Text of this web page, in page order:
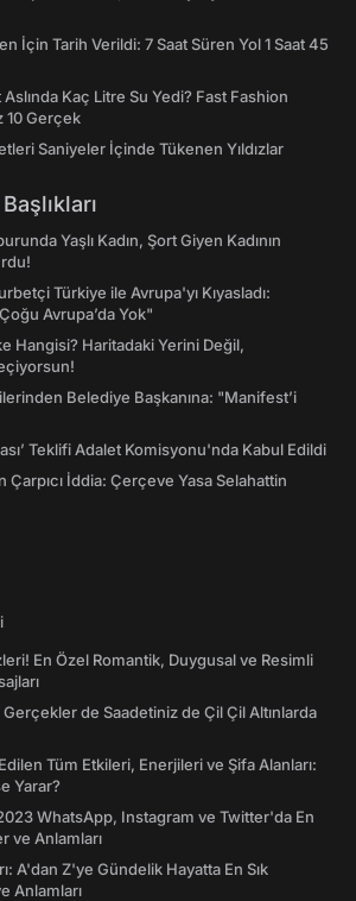
İçin Tarih Verildi: 7 Saat Süren Yol 1 Saat 45
Kaç Litre Su Yedi? Fast Fashion
10 Gerçek
Saniyeler İçinde Tükenen Yıldızlar
Yaşlı Kadın, Şort Giyen Kadının
Türkiye ile Avrupa'yı Kıyasladı:
Avrupa’da Yok"
Hangisi? Haritadaki Yerini Değil,
Belediye Başkanına: "Manifest’i
Teklifi Adalet Komisyonu'nda Kabul Edildi
İddia: Çerçeve Yasa Selahattin
En Özel Romantik, Duygusal ve Resimli
Gerçekler de Saadetiniz de Çil Çil Altınlarda
Tüm Etkileri, Enerjileri ve Şifa Alanları:
Yarar?
WhatsApp, Instagram ve Twitter'da En
ve Anlamları
A'dan Z'ye Gündelik Hayatta En Sık
Anlamları